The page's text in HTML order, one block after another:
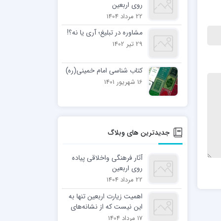
روی اربعین
22 مرداد 1404
مشاوره در تبلیغ؛ آری یا نه؟!
29 تیر 1402
کتاب شناسی امام خمینی(ره)
16 شهریور 1401
جدیدترین های وبلاگ
آثار فرهنگی واخلاقی پیاده
روی اربعین
22 مرداد 1404
اهمیت زیارت اربعین تنها به
این نیست که از نشانه‌های
ایمان محسوب می‌شود، بلکه
17 مرداد 1404